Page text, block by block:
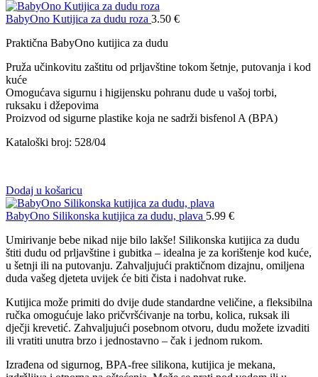
BabyOno Kutijica za dudu roza 3.50 €
Praktična BabyOno kutijica za dudu
Pruža učinkovitu zaštitu od prljavštine tokom šetnje, putovanja i kod
kuće
Omogućava sigurnu i higijensku pohranu dude u vašoj torbi,
ruksaku i džepovima
Proizvod od sigurne plastike koja ne sadrži bisfenol A (BPA)
Kataloški broj: 528/04
Dodaj u košaricu
BabyOno Silikonska kutijica za dudu, plava 5.99 €
Umirivanje bebe nikad nije bilo lakše! Silikonska kutijica za dudu
štiti dudu od prljavštine i gubitka – idealna je za korištenje kod kuće,
u šetnji ili na putovanju. Zahvaljujući praktičnom dizajnu, omiljena
duda vašeg djeteta uvijek će biti čista i nadohvat ruke.
Kutijica može primiti do dvije dude standardne veličine, a fleksibilna
ručka omogućuje lako pričvršćivanje na torbu, kolica, ruksak ili
dječji krevetić. Zahvaljujući posebnom otvoru, dudu možete izvaditi
ili vratiti unutra brzo i jednostavno – čak i jednom rukom.
Izrađena od sigurnog, BPA-free silikona, kutijica je mekana,